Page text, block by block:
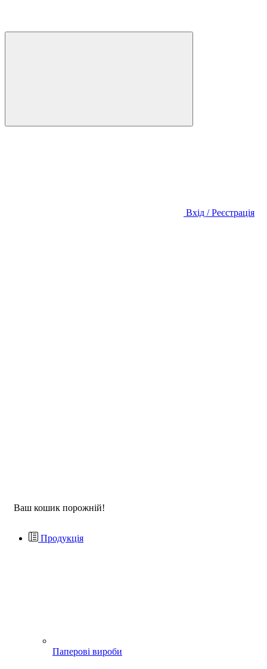
Вхід / Реєстрація
Ваш кошик порожній!
Продукція
Паперові вироби